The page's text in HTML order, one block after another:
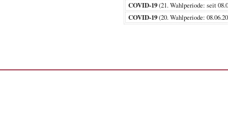
COVID-19(21. Wahlperiode: seit
COVID-19(20. Wahlperiode: